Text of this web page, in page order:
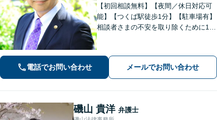
【初回相談無料】【夜間／休日対応可
能】【つくば駅徒歩1分】【駐車場有】
相談者さまの不安を取り除くために1件
することを心がけています。まずはお
気軽にお問い合わせください。
電話でお問い合わせ メールでお問い合わせ
磯山 貴洋 弁護士